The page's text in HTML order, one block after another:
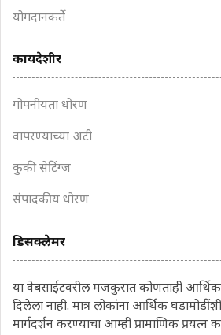
योगदानकर्ते
कायदेशीर
गोपनीयता धोरण
वापरण्याच्या अटी
कुकी सेटिंग्ज
संपादकीय धोरण
डिसक्लेमर
या वेबसाईटवरील मजकुरात कोणताही
दिलेला नाही. मात्र लोकांना आर्थिक
मार्गदर्शन करण्याचा आम्ही प्रामाणिक